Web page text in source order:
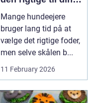
hund
Mange hundeejere
bruger lang tid på at
vælge det rigtige foder,
men selve skålen b...
11 February 2026